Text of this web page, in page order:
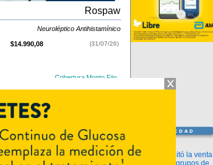
Rospaw
Neuroléptico Antihistamínico
$14.990,08 (31/07/26)
Cobertura Monto Fijo
y se indica como
Neuroléptico
y cuenta con 1 presentación
Información
ANMAT habilitó la venta
libre de diez grupos de